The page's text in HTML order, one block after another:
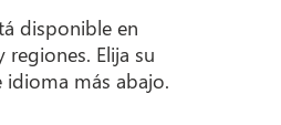
disponible en
regiones. Elija su
idioma más abajo.